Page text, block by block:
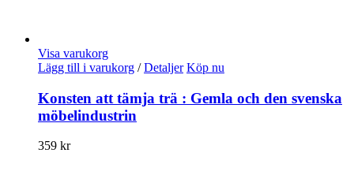
Visa varukorg
Lägg till i varukorg / Detaljer Köp nu
Konsten att tämja trä : Gemla och den svenska
möbelindustrin
359 kr